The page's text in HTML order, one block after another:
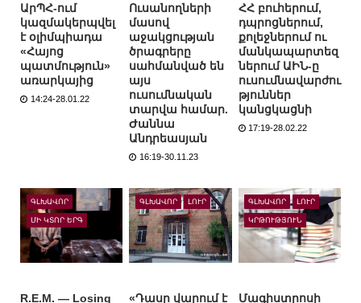
ԱրՊՀ-ում
կազմակերպվել
է օլիմպիադա
«Հայոց
պատմություն»
առարկայից
14:24-28.01.22
Ուսանողների
մասով
աջակցության
ծրագրերը
սահմանված են
այս
ուսումնական
տարվա համար.
Ժաննա
Անդրեասյան
16:19-30.11.23
ՀՀ բուհերում,
դպրոցներում,
քոլեջներում ու
մանկապարտեզ
ներում ԱԻՆ-ը
ուսումնավարժու
թյուններ
կանցկացնի
17:19-28.02.22
ԳԼԽԱՎՈՐ
ՄԻ ԿՏՈՐ ԵՐԳ
R.E.M. — Losing
ԳԼԽԱՎՈՐ ԼՈՒՐ
«Դասը վարում է
ԳԼԽԱՎՈՐ ԼՈՒՐ
ԿՐԹՈՒԹՅՈՒՆ
Մագիստրոսի